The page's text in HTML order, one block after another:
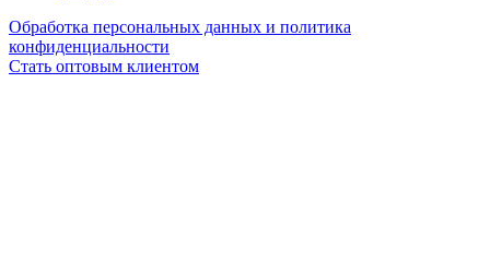
Обработка персональных данных и политика
конфиденциальности
Стать оптовым клиентом